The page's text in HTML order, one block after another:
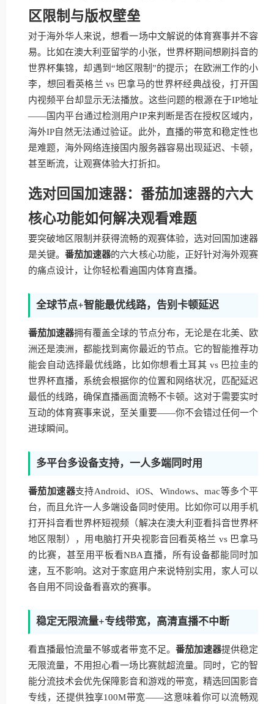
区限制与版权壁垒
对于海外华人来说，想看一场中文解说的体育赛事并不容
易。比如在澳大利亚留学的小张，世界杯期间想刷抖音的
世界杯集锦，却遇到“地区限制”的提示；在欧洲工作的小
李，想回看英格兰 vs 巴拿马的世界杯经典战役，打开国
内视频平台却显示无法播放。这些问题的根源在于IP地址
——国内平台通过检测用户IP来判断是否在授权区域内，
海外IP自然无法通过验证。此外，直播的带宽和稳定性也
是难题，海外网络连接国内服务器容易出现延迟、卡顿，
甚至断流，让观赛体验大打折扣。
选对回国加速器：番茄加速器的六大
核心功能如何解决观看难题
要突破地区限制并获得流畅的观赛体验，选对回国加速器
是关键。番茄加速器的六大核心功能，正好针对海外观赛
的痛点设计，让你轻松看遍国内体育直播。
全球节点+智能最优线路，告别卡顿延迟
番茄加速器拥有覆盖全球的节点分布，无论是在北美、欧
洲还是澳洲，都能找到离你最近的节点。它的智能推荐功
能会自动选择最优线路，比如你想看土耳其 vs 巴拉圭的
世界杯直播，系统会根据你的位置和网络状况，匹配延迟
最低的线路，确保直播画面流畅不卡顿。这对于需要实时
互动的体育赛事来说，至关重要——你不会错过任何一个
进球瞬间。
多平台多设备支持，一人多端同时用
番茄加速器支持Android、iOS、Windows、mac等多个平
台，而且允许一人多端设备同时使用。比如你可以用手机
打开抖音看世界杯短视频（解决在澳大利亚看抖音世界杯
地区限制），用电脑打开央视影音回看英格兰 vs 巴拿马
的比赛，甚至用平板看NBA直播，所有设备都能同时加
速，互不影响。这对于家庭用户来说特别实用，家人可以
各自用不同设备看喜欢的赛事。
稳定无限流量+专线带宽，高清直播不中断
看直播最怕流量不够或者带宽不足。 番茄加速器提供稳定
无限流量，不用担心看一场比赛就超流量。同时，它的智
能分流技术会优先保障影音和游戏的带宽，精选回国影音
专线，还提供独享100M带宽——这意味着你可以流畅观